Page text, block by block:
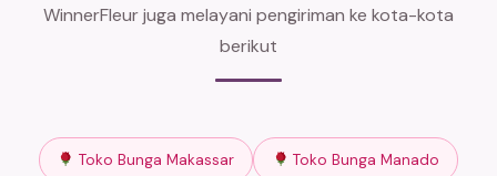
WinnerFleur juga melayani pengiriman ke kota-kota
berikut
Toko Bunga Makassar Toko Bunga Manado